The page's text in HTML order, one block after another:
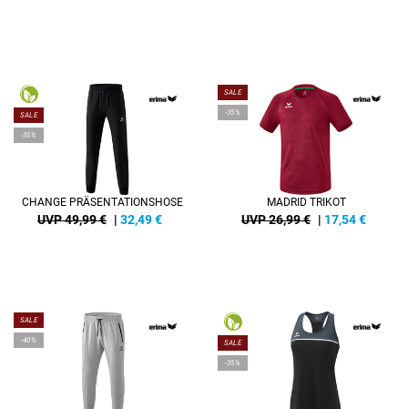
SALE
-35%
CHANGE PRÄSENTATIONSHOSE
UVP 49,99 € | 32,49€
SALE
-35%
MADRID TRIKOT
UVP 26,99 € | 17,54€
SALE
-40% SALE
-35%